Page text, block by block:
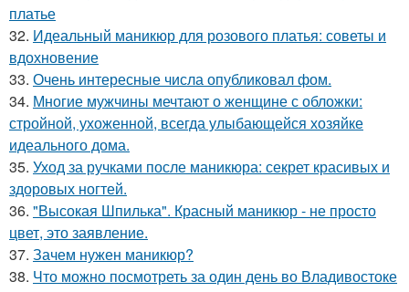
платье
32. Идеальный маникюр для розового платья: советы и
вдохновение
33. Очень интересные числа опубликовал фом.
34. Многие мужчины мечтают о женщине с обложки:
стройной, ухоженной, всегда улыбающейся хозяйке
идеального дома.
35. Уход за ручками после маникюра: секрет красивых и
здоровых ногтей.
36. "Высокая Шпилька". Красный маникюр - не просто
цвет, это заявление.
37. Зачем нужен маникюр?
38. Что можно посмотреть за один день во Владивостоке